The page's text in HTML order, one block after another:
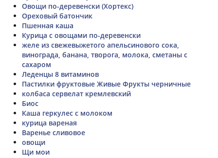
Овощи по-деревенски (Хортекс)
Ореховый батончик
Пшенная каша
Курица с овощами по-деревенски
желе из свежевыжетого апельсинового сока,
винограда, банана, творога, молока, сметаны с
сахаром
Леденцы 8 витаминов
Пастилки фруктовые Живые Фрукты черничные
колбаса сервелат кремлевский
Биос
Каша геркулес с молоком
курица вареная
Варенье сливовое
овощи
Щи мои